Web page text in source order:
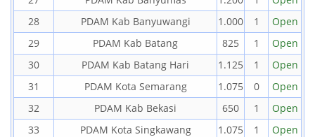
28
PDAM Kab Banyuwangi 1.000 1
Open
29
PDAM Kab Batang 825 1
Open
30
PDAM Kab Batang Hari 1.125 1
Open
31
PDAM Kota Semarang 1.075 0
Open
32
PDAM Kab Bekasi 650 1
Open
33
PDAM Kota Singkawang 1.075 1
Open